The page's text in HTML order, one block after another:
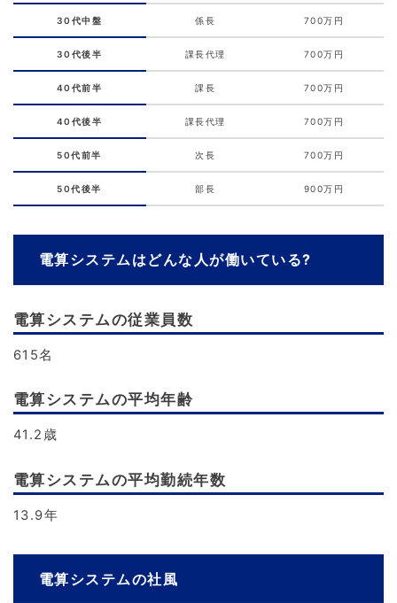
30代中盤 係長 700万円
30代後半 課長代理 700万円
40代前半 課長 700万円
40代後半 課長代理 700万円
50代前半 次長 700万円
50代後半 部長 900万円
電算システムはどんな人が働いている?
電算システムの従業員数
615名
電算システムの平均年齢
41.2歳
電算システムの平均勤続年数
13.9年
電算システムの社風